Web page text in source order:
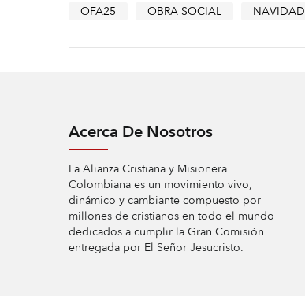
OFA25 OBRA SOCIAL NAVIDAD
Acerca De Nosotros
La Alianza Cristiana y Misionera
Colombiana es un movimiento vivo,
dinámico y cambiante compuesto por
millones de cristianos en todo el mundo
dedicados a cumplir la Gran Comisión
entregada por El Señor Jesucristo.